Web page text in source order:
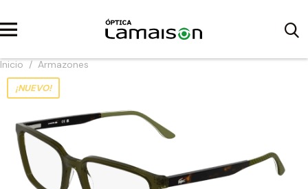
Inicio / Armazones
¡NUEVO!